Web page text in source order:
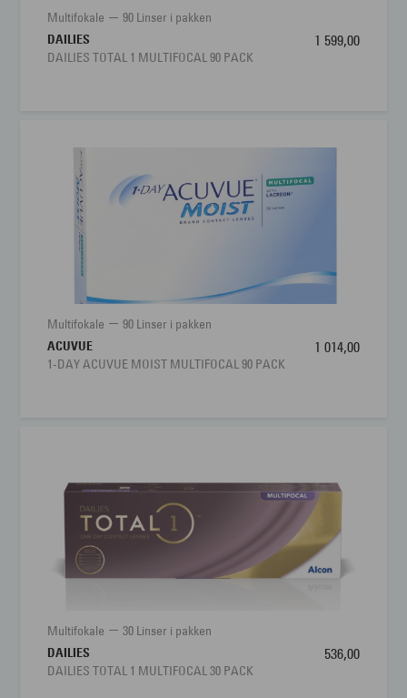
Multifokale
90 Linser i pakken
DAILIES
DAILIES TOTAL 1 MULTIFOCAL 90 PACK
1 599,00
Multifokale
90 Linser i pakken
ACUVUE
1-DAY ACUVUE MOIST MULTIFOCAL 90 PACK
1 014,00
Multifokale
30 Linser i pakken
DAILIES
DAILIES TOTAL 1 MULTIFOCAL 30 PACK
536,00